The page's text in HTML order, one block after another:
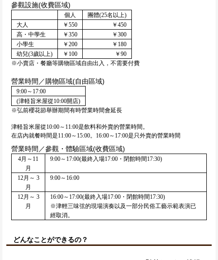
參觀設施(收費區域)
個人
團體(25名以上)
大人
￥550
￥450
高・中學生
￥350
￥300
小學生
￥200
￥180
幼兒(3歲以上)
￥100
￥90
※小賣店・餐廳等購物區域自由出入，不需要付費
營業時間／購物區域(自由區域)
9:00～17:00
(津軽旨米屋從10:00開店)
※弘前櫻花節舉辦期間有時營業時間會延長
津軽旨米屋從10:00～11:00是飲料和外賣的營業時間。
在店內就餐時間是11:00～15:00。16:00～17:00是只外賣的營業時間
營業時間／參觀・體驗區域(收費區域)
4月～11
月
9:00～17:00(最終入場17:00・閉館時間17:30)
12月～ 3
月
9:00～16:00
12月～ 3
月
16:00～17:00(最終入場17:00・閉館時間17:30)
※津輕三味弦的現場演奏以及一部分民俗工藝示範表演已
經取消。
どんなことができるの？